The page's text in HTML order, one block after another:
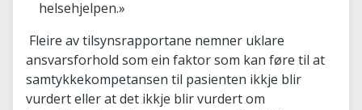
helsehjelpen.»
Fleire av tilsynsrapportane nemner uklare
ansvarsforhold som ein faktor som kan føre til at
samtykkekompetansen til pasienten ikkje blir
vurdert eller at det ikkje blir vurdert om